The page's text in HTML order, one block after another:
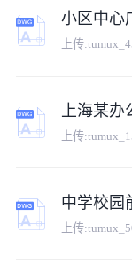
小区中心
上传:
上海某
上传:
中学校园
上传: